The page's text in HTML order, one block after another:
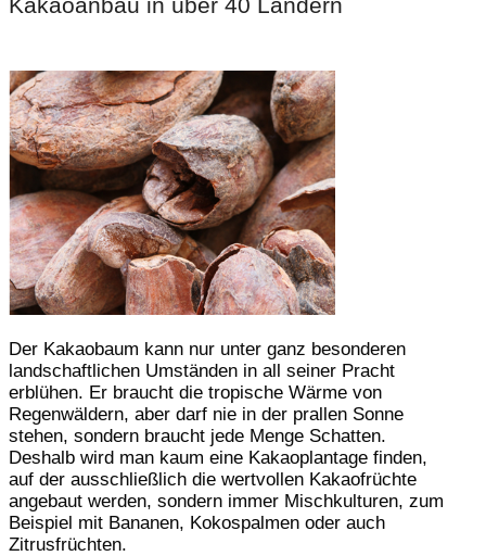
Der Kakaobaum kann nur unter ganz besonderen
landschaftlichen Umständen in all seiner Pracht
erblühen. Er braucht die tropische Wärme von
Regenwäldern, aber darf nie in der prallen Sonne
stehen, sondern braucht jede Menge Schatten.
Deshalb wird man kaum eine Kakaoplantage finden,
auf der ausschließlich die wertvollen Kakaofrüchte
angebaut werden, sondern immer Mischkulturen, zum
Beispiel mit Bananen, Kokospalmen oder auch
Zitrusfrüchten.